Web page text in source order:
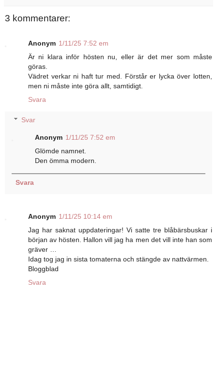
3 kommentarer:
Anonym 1/11/25 7:52 em
Är ni klara inför hösten nu, eller är det mer som måste
göras.
Vädret verkar ni haft tur med. Förstår er lycka över lotten,
men ni måste inte göra allt, samtidigt.
Svara
Svar
Anonym 1/11/25 7:52 em
Glömde namnet.
Den ömma modern.
Svara
Anonym 1/11/25 10:14 em
Jag har saknat uppdateringar! Vi satte tre blåbärsbuskar i
början av hösten. Hallon vill jag ha men det vill inte han som
gräver …
Idag tog jag in sista tomaterna och stängde av nattvärmen.
Bloggblad
Svara